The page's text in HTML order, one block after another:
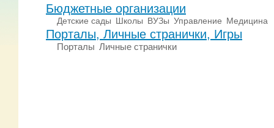
Бюджетные организации
Детские сады Школы ВУЗы Управление Медицина
Порталы, Личные странички, Игры
Порталы Личные странички